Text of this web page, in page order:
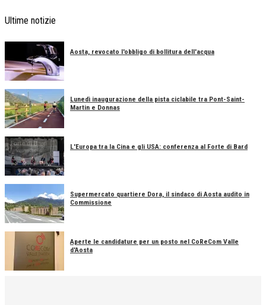
Ultime notizie
Aosta, revocato l'obbligo di bollitura dell'acqua
Lunedì inaugurazione della pista ciclabile tra Pont-Saint-
Martin e Donnas
L'Europa tra la Cina e gli USA: conferenza al Forte di Bard
Supermercato quartiere Dora, il sindaco di Aosta audito in
Commissione
Aperte le candidature per un posto nel CoReCom Valle
d'Aosta